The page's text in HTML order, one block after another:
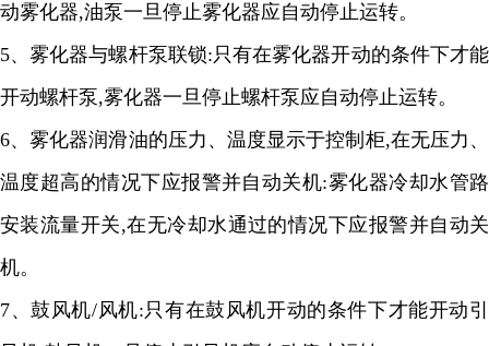
动雾化器,油泵一旦停止雾化器应自动停止运转。
5、雾化器与螺杆泵联锁:只有在雾化器开动的条件下才能
开动螺杆泵,雾化器一旦停止螺杆泵应自动停止运转。
6、雾化器润滑油的压力、温度显示于控制柜,在无压力、
温度超高的情况下应报警并自动关机:雾化器冷却水管路
安装流量开关,在无冷却水通过的情况下应报警并自动关
机。
7、鼓风机/风机:只有在鼓风机开动的条件下才能开动引